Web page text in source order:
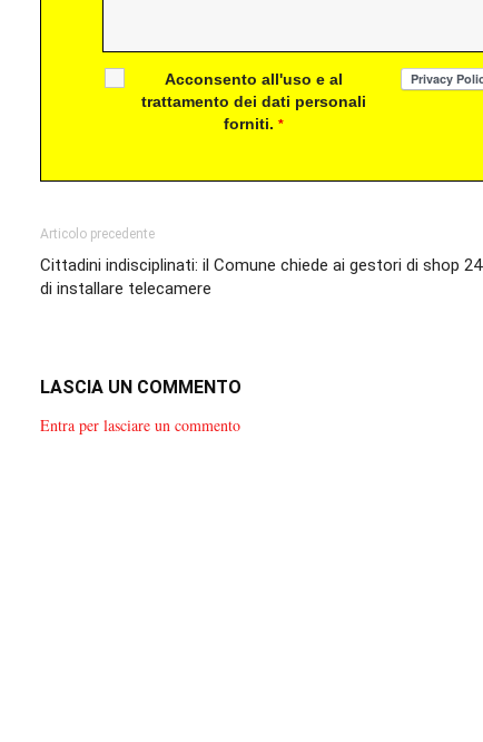
Acconsento all'uso e al
trattamento dei dati personali
forniti.*
Articolo precedente
Cittadini indisciplinati: il Comune chiede ai gestori di shop 24
di installare telecamere
LASCIA UN COMMENTO
Entra per lasciare un commento